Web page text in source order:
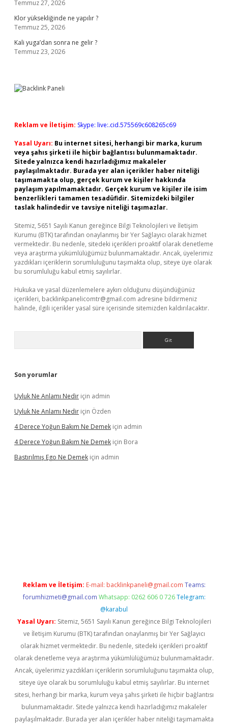
Temmuz 27, 2026
Klor yüksekliğinde ne yapılır ?
Temmuz 25, 2026
Kali yuga’dan sonra ne gelir ?
Temmuz 23, 2026
Reklam ve İletişim: Skype: live:.cid.575569c608265c69
Yasal Uyarı: Bu internet sitesi, herhangi bir marka, kurum
veya şahıs şirketi ile hiçbir bağlantısı bulunmamaktadır.
Sitede yalnızca kendi hazırladığımız makaleler
paylaşılmaktadır. Burada yer alan içerikler haber niteliği
taşımamakta olup, gerçek kurum ve kişiler hakkında
paylaşım yapılmamaktadır. Gerçek kurum ve kişiler ile isim
benzerlikleri tamamen tesadüfidir. Sitemizdeki bilgiler
taslak halindedir ve tavsiye niteliği taşımazlar.
Sitemiz, 5651 Sayılı Kanun gereğince Bilgi Teknolojileri ve İletişim
Kurumu (BTK) tarafından onaylanmış bir Yer Sağlayıcı olarak hizmet
vermektedir. Bu nedenle, sitedeki içerikleri proaktif olarak denetleme
veya araştırma yükümlülüğümüz bulunmamaktadır. Ancak, üyelerimiz
yazdıkları içeriklerin sorumluluğunu taşımakta olup, siteye üye olarak
bu sorumluluğu kabul etmiş sayılırlar.
Hukuka ve yasal düzenlemelere aykırı olduğunu düşündüğünüz
içerikleri, backlinkpanelicomtr@gmail.com adresine bildirmeniz
halinde, ilgili içerikler yasal süre içerisinde sitemizden kaldırılacaktır.
Son yorumlar
Uyluk Ne Anlamı Nedir için admin
Uyluk Ne Anlamı Nedir için Özden
4 Derece Yoğun Bakım Ne Demek için admin
4 Derece Yoğun Bakım Ne Demek için Bora
Bastırılmış Ego Ne Demek için admin
Reklam ve İletişim: E-mail: backlinkpaneli@gmail.com Teams:
forumhizmeti@gmail.com Whatsapp: 0262 606 0 726 Telegram:
@karabul
Yasal Uyarı: Sitemiz, 5651 Sayılı Kanun gereğince Bilgi Teknolojileri
ve İletişim Kurumu (BTK) tarafından onaylanmış bir Yer Sağlayıcı
olarak hizmet vermektedir. Bu nedenle, sitedeki içerikleri proaktif
olarak denetleme veya araştırma yükümlülüğümüz bulunmamaktadır.
Ancak, üyelerimiz yazdıkları içeriklerin sorumluluğunu taşımakta olup,
siteye üye olarak bu sorumluluğu kabul etmiş sayılırlar. Bu internet
sitesi, herhangi bir marka, kurum veya şahıs şirketi ile hiçbir bağlantısı
bulunmamaktadır. Sitede yalnızca kendi hazırladığımız makaleler
paylaşılmaktadır. Burada yer alan içerikler haber niteliği taşımamakta